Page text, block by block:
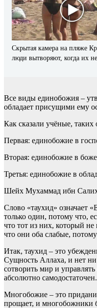
Скрытая камера на пляже
люди вытворяют, когда их не
Все виды единобожия –
обладает присущими ему
Как сказали учёные,
Первая: единобожие в
Вторая: единобожие в
Третья: единобожие в
Шейх Мухаммад ибн
Слово «таухид» означает
только один, потому что,
что тот из них, который
что они оба слабые,
Итак, таухид – это
Сущность Аллаха, и нет
сотворить мир и
абсолютно самодостаточен.
Многобожие – это
прощает, и многобожники